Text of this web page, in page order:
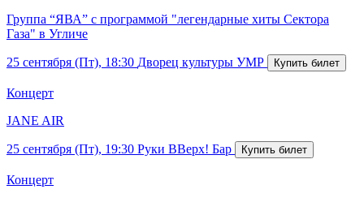
Группа “ЯВА” с программой "легендарные хиты Сектора
Газа" в Угличе
25 сентября (Пт), 18:30 Дворец культуры УМР
Концерт
JANE AIR
25 сентября (Пт), 19:30 Руки ВВерх! Бар
Концерт